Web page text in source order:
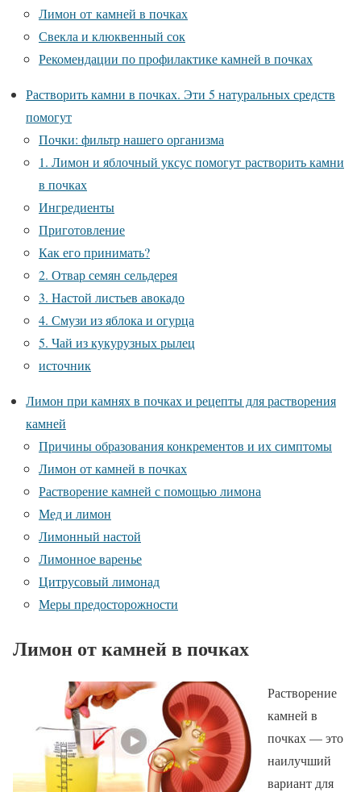
Лимон от камней в почках
Свекла и клюквенный сок
Рекомендации по профилактике камней в почках
Растворить камни в почках. Эти 5 натуральных средств
помогут
Почки: фильтр нашего организма
1. Лимон и яблочный уксус помогут растворить камни
в почках
Ингредиенты
Приготовление
Как его принимать?
2. Отвар семян сельдерея
3. Настой листьев авокадо
4. Смузи из яблока и огурца
5. Чай из кукурузных рылец
источник
Лимон при камнях в почках и рецепты для растворения
камней
Причины образования конкрементов и их симптомы
Лимон от камней в почках
Растворение камней с помощью лимона
Мед и лимон
Лимонный настой
Лимонное варенье
Цитрусовый лимонад
Меры предосторожности
Лимон от камней в почках
Растворение
камней в
почках — это
наилучший
вариант для